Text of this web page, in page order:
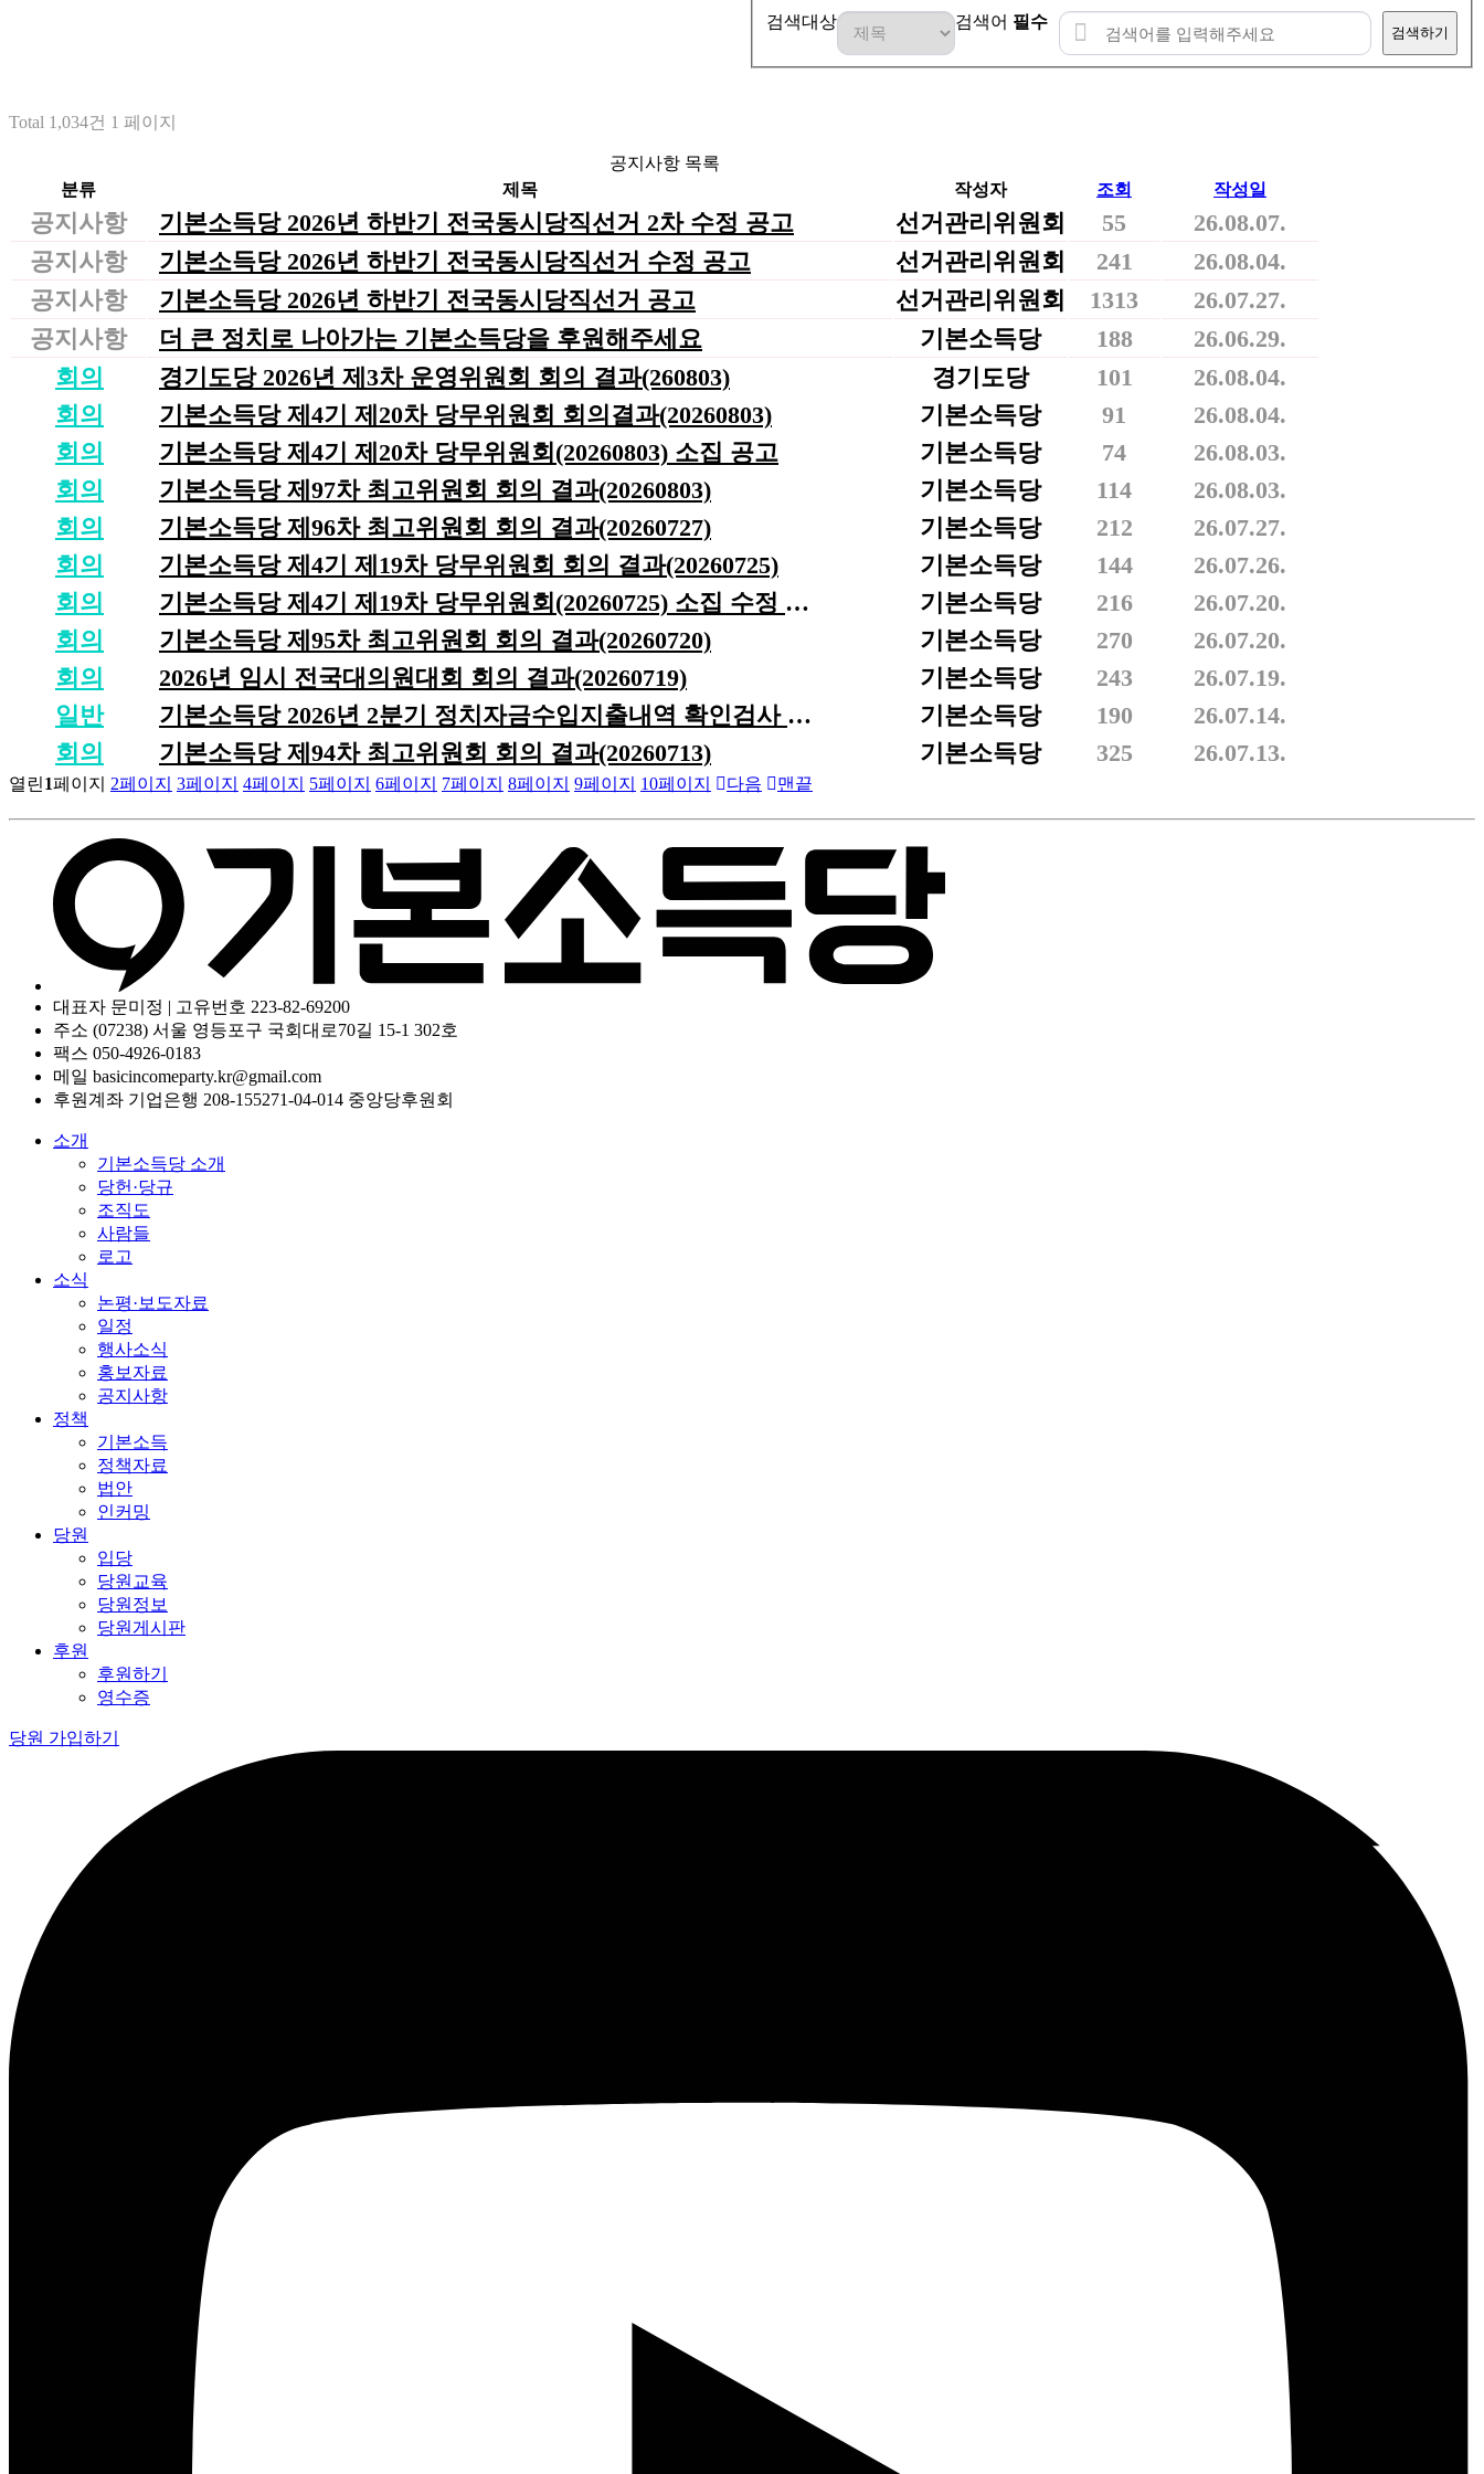
검색대상 검색어 필수
검색하기
Total 1,034건 1 페이지
공지사항 목록
분류
제목 작성자 조회 작성일
공지사항 기본소득당 2026년 하반기 전국동시당직선거 2차 수정 공고 선거관리위원회 55
26.08.07.
공지사항
기본소득당 2026년 하반기 전국동시당직선거 수정 공고 선거관리위원회 241
26.08.04.
공지사항
기본소득당 2026년 하반기 전국동시당직선거 공고 선거관리위원회 1313
26.07.27.
공지사항
더 큰 정치로 나아가는 기본소득당을 후원해주세요 기본소득당 188
26.06.29.
회의
경기도당 2026년 제3차 운영위원회 회의 결과(260803) 경기도당 101
26.08.04.
회의
기본소득당 제4기 제20차 당무위원회 회의결과(20260803) 기본소득당 91
26.08.04.
회의
기본소득당 제4기 제20차 당무위원회(20260803) 소집 공고 기본소득당 74
26.08.03.
회의
기본소득당 제97차 최고위원회 회의 결과(20260803) 기본소득당 114
26.08.03.
회의
기본소득당 제96차 최고위원회 회의 결과(20260727) 기본소득당 212
26.07.27.
회의
기본소득당 제4기 제19차 당무위원회 회의 결과(20260725) 기본소득당 144
26.07.26.
회의
기본소득당 제4기 제19차 당무위원회(20260725) 소집 수정 공고 기본소득당 216
26.07.20.
회의
기본소득당 제95차 최고위원회 회의 결과(20260720) 기본소득당 270
26.07.20.
회의
2026년 임시 전국대의원대회 회의 결과(20260719) 기본소득당 243
26.07.19.
일반
기본소득당 2026년 2분기 정치자금수입지출내역 확인검사 결과 공개 기본소득당 190
26.07.14.
회의
기본소득당 제94차 최고위원회 회의 결과(20260713) 기본소득당 325 26.07.13.
열린1페이지 2페이지 3페이지 4페이지 5페이지 6페이지 7페이지 8페이지 9페이지 10페이지 다음 맨끝
대표자 문미정 | 고유번호 223-82-69200
주소 (07238) 서울 영등포구 국회대로70길 15-1 302호
팩스 050-4926-0183
메일 basicincomeparty.kr@gmail.com
후원계좌 기업은행 208-155271-04-014 중앙당후원회
소개
기본소득당 소개
당헌·당규
조직도
사람들
로고
소식
논평·보도자료
일정
행사소식
홍보자료
공지사항
정책
기본소득
정책자료
법안
인커밍
당원
입당
당원교육
당원정보
당원게시판
후원
후원하기
영수증
당원 가입하기